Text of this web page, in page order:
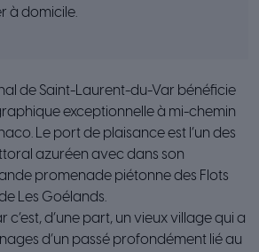
à domicile.
de Saint-Laurent-du-Var bénéficie
exceptionnelle à mi-chemin
Le port de plaisance est l’un des
azuréen avec dans son
promenade piétonne des Flots
Les Goélands.
d’une part, un vieux village qui a
d’un passé profondément lié au